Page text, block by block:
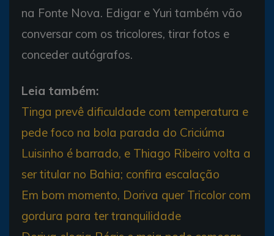
na Fonte Nova. Edigar e Yuri também vão
conversar com os tricolores, tirar fotos e
conceder autógrafos.
Leia também:
Tinga prevê dificuldade com temperatura e
pede foco na bola parada do Criciúma
Luisinho é barrado, e Thiago Ribeiro volta a
ser titular no Bahia; confira escalação
Em bom momento, Doriva quer Tricolor com
gordura para ter tranquilidade